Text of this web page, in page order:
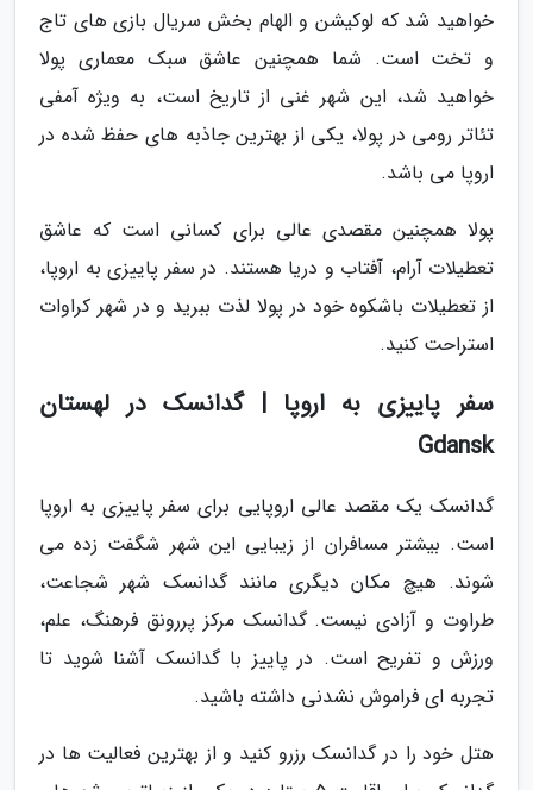
خواهید شد که لوکیشن و الهام بخش سریال بازی های تاج
و تخت است. شما همچنین عاشق سبک معماری پولا
خواهید شد، این شهر غنی از تاریخ است، به ویژه آمفی
تئاتر رومی در پولا، یکی از بهترین جاذبه های حفظ شده در
اروپا می باشد.
پولا همچنین مقصدی عالی برای کسانی است که عاشق
تعطیلات آرام، آفتاب و دریا هستند. در سفر پاییزی به اروپا،
از تعطیلات باشکوه خود در پولا لذت ببرید و در شهر کراوات
استراحت کنید.
سفر پاییزی به اروپا | گدانسک در لهستان
Gdansk
گدانسک یک مقصد عالی اروپایی برای سفر پاییزی به اروپا
است. بیشتر مسافران از زیبایی این شهر شگفت زده می
شوند. هیچ مکان دیگری مانند گدانسک شهر شجاعت،
طراوت و آزادی نیست. گدانسک مرکز پررونق فرهنگ، علم،
ورزش و تفریح است. در پاییز با گدانسک آشنا شوید تا
تجربه ای فراموش نشدنی داشته باشید.
هتل خود را در گدانسک رزرو کنید و از بهترین فعالیت ها در